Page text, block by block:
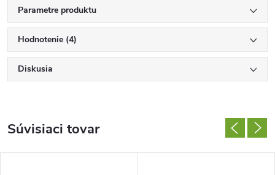
Parametre produktu
Hodnotenie (4)
Diskusia
Súvisiaci tovar